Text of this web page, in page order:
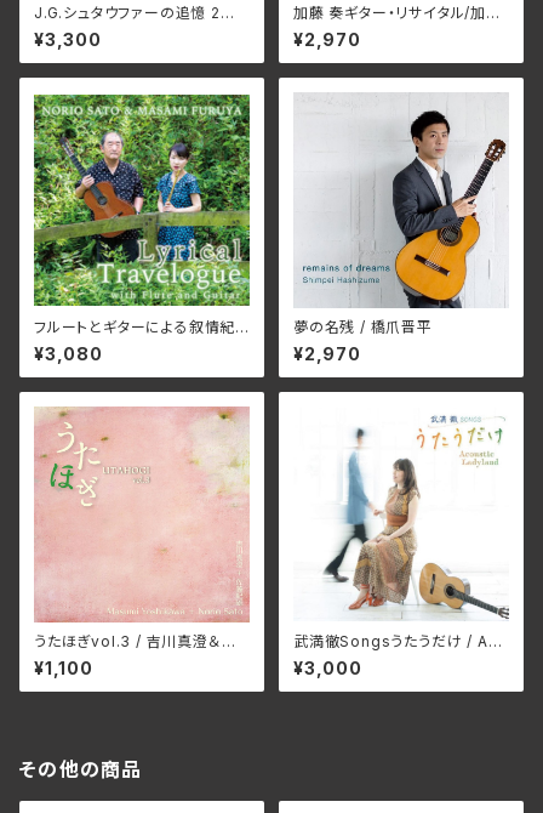
J.G.シュタウファーの追憶 2本
の19 世紀ギターによる作品集/
長谷川郁夫（テルツギター）、植
木和輝（プライムギター） WN
¥3,300
加藤 奏ギター・リサイタル/加藤
奏 WNCD-1054
¥2,970
フルートとギターによる叙情紀
行 / 古谷まさみ、 佐藤紀雄
¥3,080
夢の名残 / 橋爪晋平
¥2,970
うたほぎvol.3 / 吉川真澄＆佐
藤紀雄
¥1,100
武満徹Songsうたうだけ / Aco
ustic Ladyland
¥3,000
その他の商品